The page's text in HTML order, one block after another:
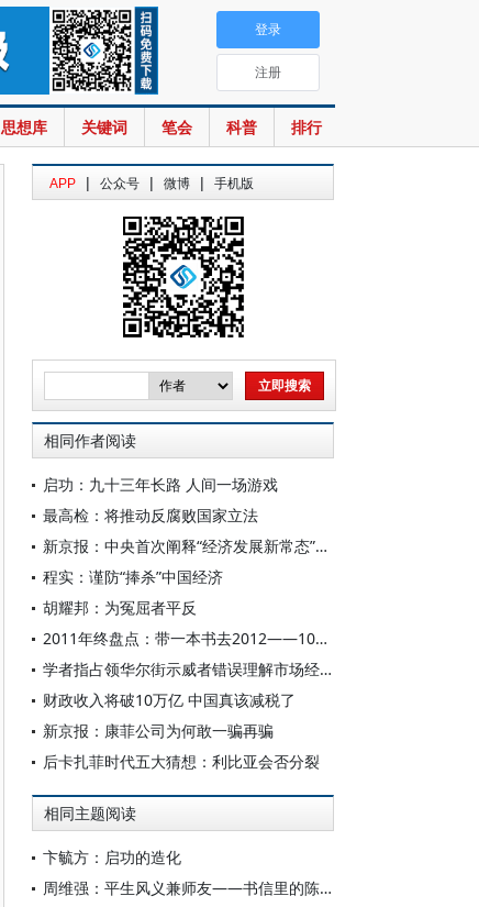
思想库 关键词 笔会 科普 排行
登录
注册
APP | 公众号 | 微博 | 手机版
相同作者阅读
启功：九十三年长路 人间一场游戏
最高检：将推动反腐败国家立法
新京报：中央首次阐释“经济发展新常态”九大特征
程实：谨防“捧杀”中国经济
胡耀邦：为冤屈者平反
2011年终盘点：带一本书去2012——100人的阅读视界
学者指占领华尔街示威者错误理解市场经济
财政收入将破10万亿 中国真该减税了
新京报：康菲公司为何敢一骗再骗
后卡扎菲时代五大猜想：利比亚会否分裂
相同主题阅读
卞毓方：启功的造化
周维强：平生风义兼师友——书信里的陈垣师生